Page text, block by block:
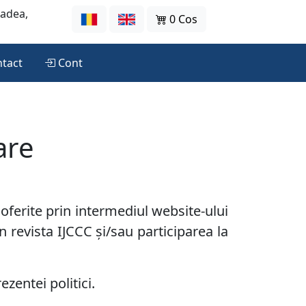
0 Cos
Cont
prin intermediul website-ului
IJCCC și/sau participarea la
politici.